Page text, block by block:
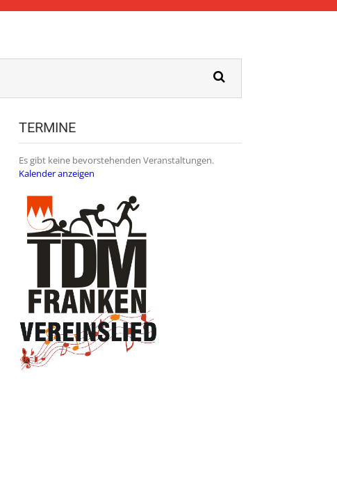
TERMINE
Es gibt keine bevorstehenden Veranstaltungen.
Kalender anzeigen